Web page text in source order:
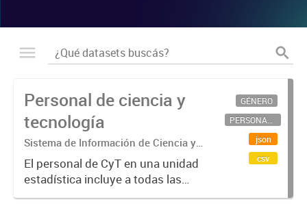
Personal de ciencia y
tecnología
Sistema de Información de Ciencia y
Tecnología Argentino (SICYTAR)
El personal de CyT en una unidad
estadística incluye a todas las
personas involucradas
GÉNERO
PERSONAL CIENTÍFICO-TECNOLÓGICO
json
csv